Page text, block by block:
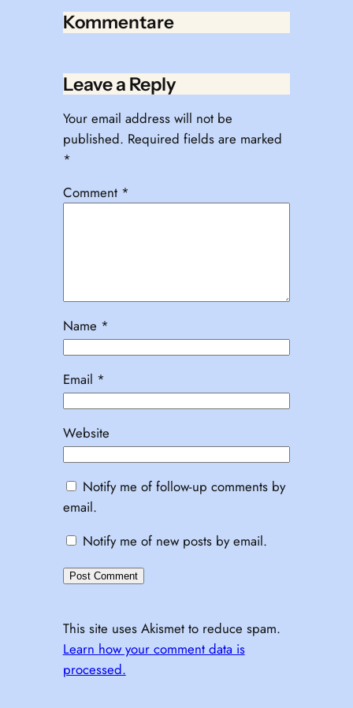
Kommentare
Leave a Reply
Your email address will not be
published. Required fields are marked
*
Comment *
Name *
Email *
Website
Notify me of follow-up comments by
email.
Notify me of new posts by email.
This site uses Akismet to reduce spam.
Learn how your comment data is
processed.